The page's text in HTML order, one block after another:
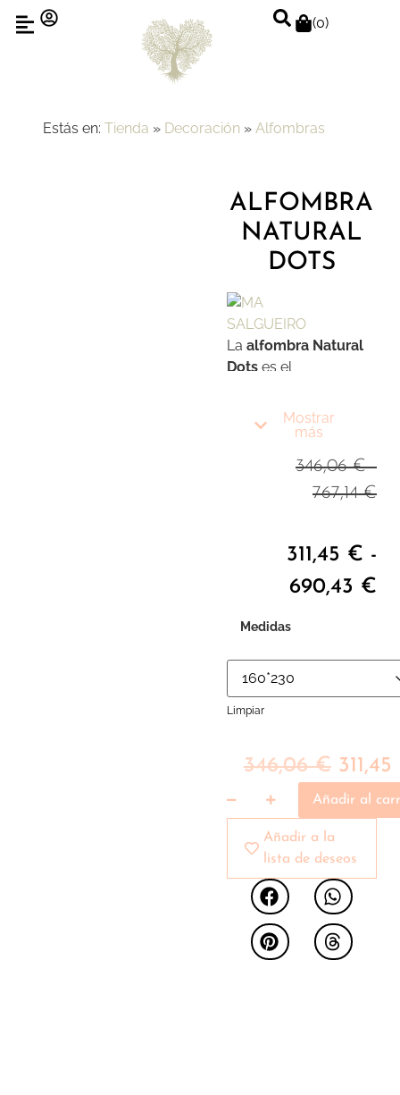
(0)
Estás en: Tienda » Decoración » Alfombras
ALFOMBRA
NATURAL
DOTS
La alfombra Natural
Dotses el
perfecto para
nuestros ambientes.
fundamental sobre
todo en invierno ya
la vez sofisticado
Mostrar
más
346,06€ -
767,14€
311,45 € -
690,43 €
Medidas
Limpiar
346,06€ 311,45
Añadir al
Añadir a la
lista de deseos